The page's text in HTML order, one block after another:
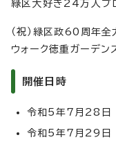
緑区大好き24万人プ
（祝）緑区政60周年
ウォーク徳重ガーデン
開催日時
令和5年7月28
令和5年7月29日